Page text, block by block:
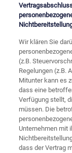
Wir klären Sie
(z.B.
Regelungen (z.B.
Mitunter kann es
dass eine
Verfügung stellt,
müssen. Die
Unternehmen mit
dass der Vertrag